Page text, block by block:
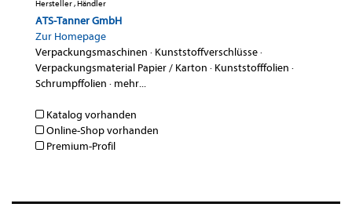
Hersteller , Händler
ATS-Tanner GmbH
Zur Homepage
Verpackungsmaschinen · Kunststoffverschlüsse·
Verpackungsmaterial Papier / Karton · Kunststofffolien ·
Schrumpffolien · mehr...
Katalog vorhanden
Online-Shop vorhanden
Premium-Profil